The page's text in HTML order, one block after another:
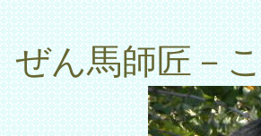
ぜん馬師匠－